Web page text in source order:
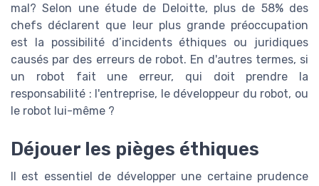
mal? Selon une étude de Deloitte, plus de 58% des
chefs déclarent que leur plus grande préoccupation
est la possibilité d’incidents éthiques ou juridiques
causés par des erreurs de robot. En d'autres termes, si
un robot fait une erreur, qui doit prendre la
responsabilité : l'entreprise, le développeur du robot, ou
le robot lui-même ?
Déjouer les pièges éthiques
Il est essentiel de développer une certaine prudence